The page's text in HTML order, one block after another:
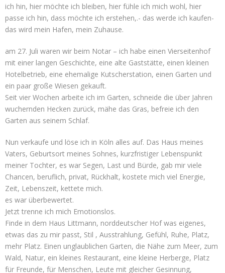
ich hin, hier möchte ich bleiben, hier fühle ich mich wohl, hier
passe ich hin, dass möchte ich erstehen,.- das werde ich kaufen-
das wird mein Hafen, mein Zuhause.
am 27. Juli waren wir beim Notar – ich habe einen Vierseitenhof
mit einer langen Geschichte, eine alte Gaststätte, einen kleinen
Hotelbetrieb, eine ehemalige Kutscherstation, einen Garten und
ein paar große Wiesen gekauft.
Seit vier Wochen arbeite ich im Garten, schneide die über Jahren
wuchernden Hecken zurück, mähe das Gras, befreie ich den
Garten aus seinem Schlaf.
Nun verkaufe und löse ich in Köln alles auf. Das Haus meines
Vaters, Geburtsort meines Sohnes, kurzfristiger Lebenspunkt
meiner Tochter, es war Segen, Last und Bürde, gab mir viele
Chancen, beruflich, privat, Rückhalt, kostete mich viel Energie,
Zeit, Lebenszeit, kettete mich.
es war überbewertet.
Jetzt trenne ich mich Emotionslos.
Finde in dem Haus Littmann, norddeutscher Hof was eigenes,
etwas das zu mir passt, Stil , Ausstrahlung, Gefühl, Ruhe, Platz,
mehr Platz. Einen unglaublichen Garten, die Nähe zum Meer, zum
Wald, Natur, ein kleines Restaurant, eine kleine Herberge, Platz
für Freunde, für Menschen, Leute mit gleicher Gesinnung,